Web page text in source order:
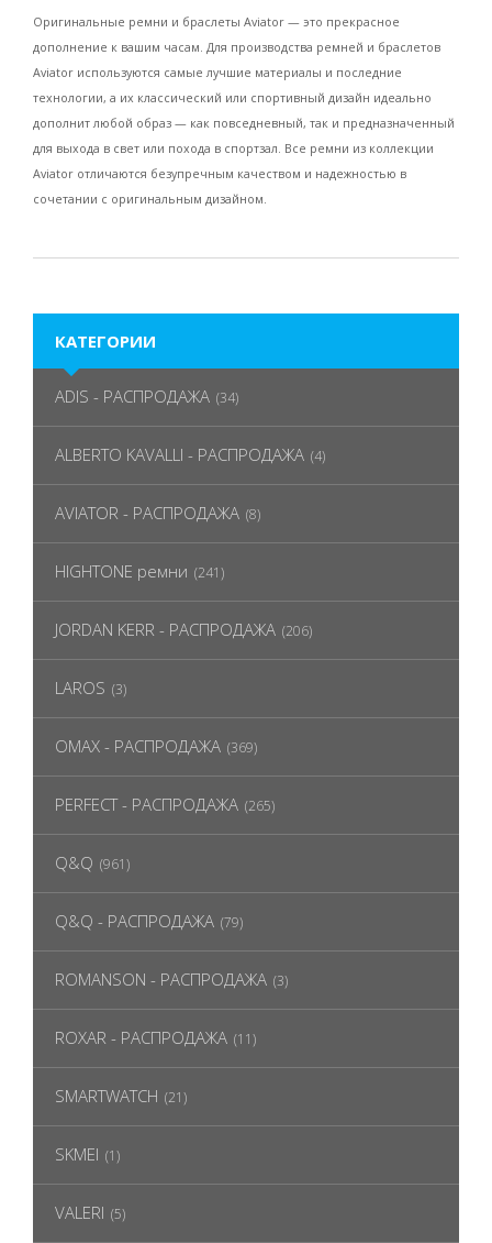
Оригинальные ремни и браслеты Aviator — это прекрасное
дополнение к вашим часам. Для производства ремней и браслетов
Aviator используются самые лучшие материалы и последние
технологии, а их классический или спортивный дизайн идеально
дополнит любой образ — как повседневный, так и предназначенный
для выхода в свет или похода в спортзал. Все ремни из коллекции
Aviator отличаются безупречным качеством и надежностью в
сочетании с оригинальным дизайном.
КАТЕГОРИИ
ADIS - РАСПРОДАЖА (34)
ALBERTO KAVALLI - РАСПРОДАЖА (4)
AVIATOR - РАСПРОДАЖА (8)
HIGHTONE ремни (241)
JORDAN KERR - РАСПРОДАЖА (206)
LAROS (3)
OMAX - РАСПРОДАЖА (369)
PERFECT - РАСПРОДАЖА (265)
Q&Q (961)
Q&Q - РАСПРОДАЖА (79)
ROMANSON - РАСПРОДАЖА (3)
ROXAR - РАСПРОДАЖА (11)
SMARTWATCH (21)
SKMEI (1)
VALERI (5)